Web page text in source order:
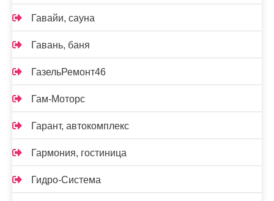
Гавайи, сауна
Гавань, баня
ГазельРемонт46
Гам-Моторс
Гарант, автокомплекс
Гармония, гостиница
Гидро-Система